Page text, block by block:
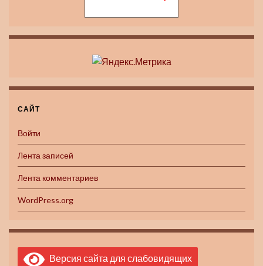
САЙТ
Войти
Лента записей
Лента комментариев
WordPress.org
Версия сайта для слабовидящих